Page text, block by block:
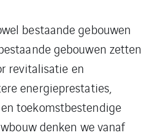
bestaande gebouwen
gebouwen zetten
revitalisatie en
energieprestaties,
toekomstbestendige
denken we vanaf